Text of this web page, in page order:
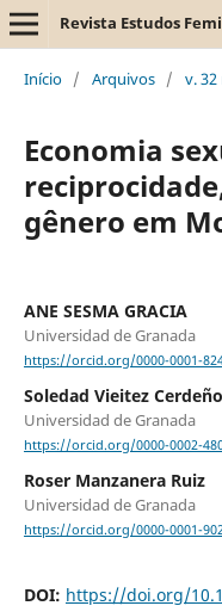
Revista Estudos
Início / Arquivos / v. 32
Economia
gênero em
ANE SESMA GRACIA
Universidad de Granada
https://orcid.org/0000-0001-
Soledad Vieitez Cerdeño
Universidad de Granada
https://orcid.org/0000-0002-
Roser Manzanera Ruiz
Universidad de Granada
https://orcid.org/0000-0001-
DOI: https://doi.org/